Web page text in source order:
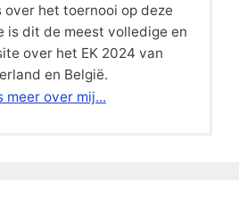
over het toernooi op deze
is dit de meest volledige en
over het EK 2024 van
en België.
meer over mij...